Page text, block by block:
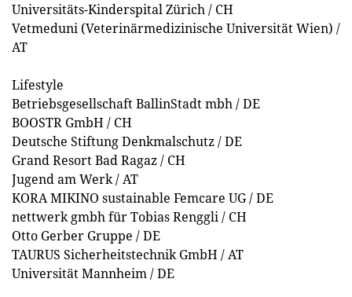
Universitäts-Kinderspital Zürich / CH
Vetmeduni (Veterinärmedizinische Universität Wien) /
AT
Lifestyle
Betriebsgesellschaft BallinStadt mbh / DE
BOOSTR GmbH / CH
Deutsche Stiftung Denkmalschutz / DE
Grand Resort Bad Ragaz / CH
Jugend am Werk / AT
KORA MIKINO sustainable Femcare UG / DE
nettwerk gmbh für Tobias Renggli / CH
Otto Gerber Gruppe / DE
TAURUS Sicherheitstechnik GmbH / AT
Universität Mannheim / DE